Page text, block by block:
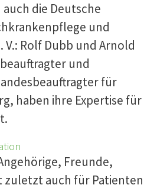
die Deutsche
und
Rolf Dubb und Arnold
und
für
haben ihre Expertise für
Freunde,
zuletzt auch für Patienten